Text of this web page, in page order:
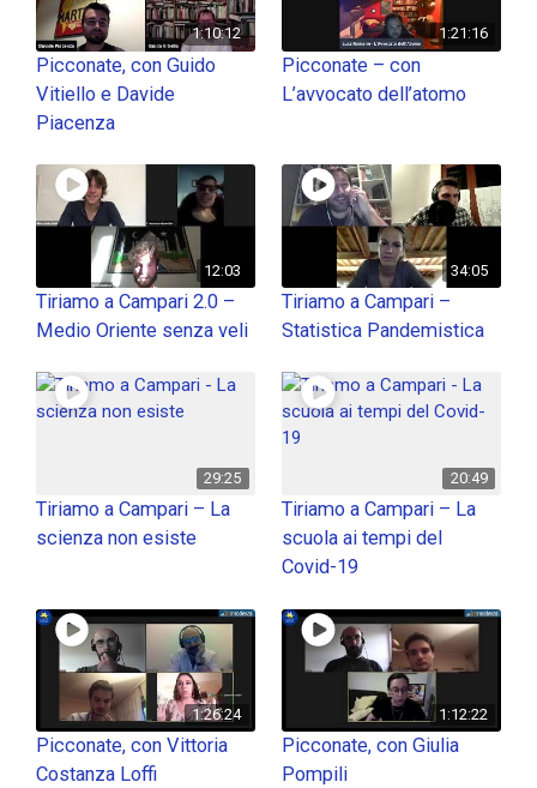
1:10:12
Picconate, con Guido
Vitiello e Davide
Piacenza
1:21:16
Picconate – con
L’avvocato dell’atomo
12:03
Tiriamo a Campari 2.0 –
Medio Oriente senza veli
34:05
Tiriamo a Campari –
Statistica Pandemistica
29:25
Tiriamo a Campari – La
scienza non esiste
20:49
Tiriamo a Campari – La
scuola ai tempi del
Covid-19
1:26:24
Picconate, con Vittoria
Costanza Loffi
1:12:22
Picconate, con Giulia
Pompili